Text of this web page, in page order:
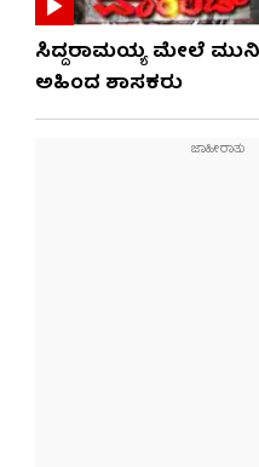
ಸಿದ್ದರಾಮಯ್ಯ ಮೇಲೆ
ಅಹಿಂದ ಶಾಸಕರು